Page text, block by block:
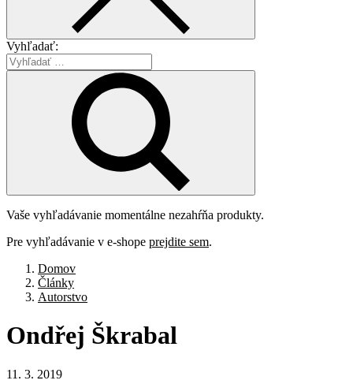
Vyhľadať:
Vaše vyhľadávanie momentálne nezahŕňa produkty.
Pre vyhľadávanie v e-shope prejdite sem.
Domov
Články
Autorstvo
Ondřej Škrabal
11. 3. 2019